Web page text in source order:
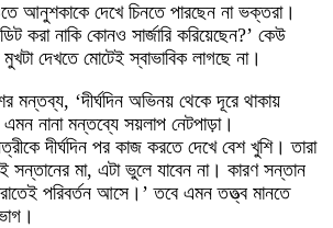
আনুশকাকে দেখে চিনতে পারছেন না ভক্তরা।
করা নাকি কোনও সার্জারি করিয়েছেন?’ কেউ
দেখতে মোটেই স্বাভাবিক লাগছে না।
মন্তব্য, ‘দীর্ঘদিন অভিনয় থেকে দূরে থাকায়
নানা মন্তব্যে সয়লাপ নেটপাড়া।
দীর্ঘদিন পর কাজ করতে দেখে বেশ খুশি। তারা
মা, এটা ভুলে যাবেন না। কারণ সন্তান
পরিবর্তন আসে।’ তবে এমন তত্ত্ব মানতে